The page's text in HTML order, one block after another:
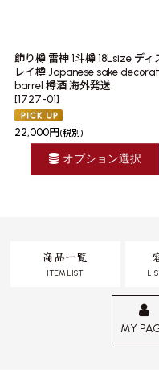
飾り樽 雷神 1斗樽 18Lsize ディ
レイ樽 Japanese sake
barrel 樽酒 海外発送
[1727-01]
22,000円 (税別)
オプション選択
商品一覧
ITEM LIST
MY